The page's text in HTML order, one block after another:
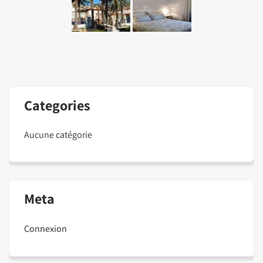
Categories
Aucune catégorie
Meta
Connexion